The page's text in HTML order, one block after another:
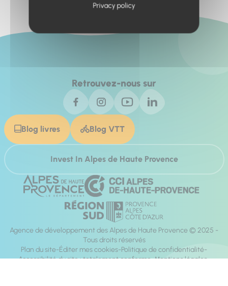
Retrouvez-nous sur
Blog livres Blog VTT
Invest In Alpes de Haute Provence
Agence de développement des Alpes de Haute Provence © 2025 -
Tous droits réservés
Plan du site Éditer mes cookies Politique de confidentialité
Accessibilité du site : totalement conforme Mentions légales
Privacy policy